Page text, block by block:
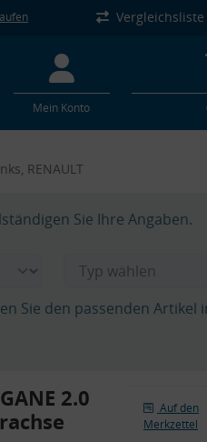
Vergleichsliste
Mein Konto
RENAULT
Sie Ihre Angaben.
Sie den passenden Artikel
2.0
Auf den
Merkzettel